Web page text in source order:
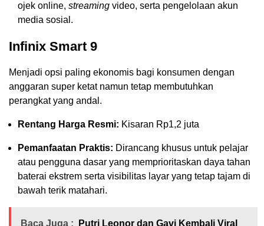
ojek online, streaming video, serta pengelolaan akun
media sosial.
Infinix Smart 9
Menjadi opsi paling ekonomis bagi konsumen dengan
anggaran super ketat namun tetap membutuhkan
perangkat yang andal.
Rentang Harga Resmi: Kisaran Rp1,2 juta
Pemanfaatan Praktis: Dirancang khusus untuk pelajar
atau pengguna dasar yang memprioritaskan daya tahan
baterai ekstrem serta visibilitas layar yang tetap tajam di
bawah terik matahari.
Baca Juga : Putri Leonor dan Gavi Kembali Viral